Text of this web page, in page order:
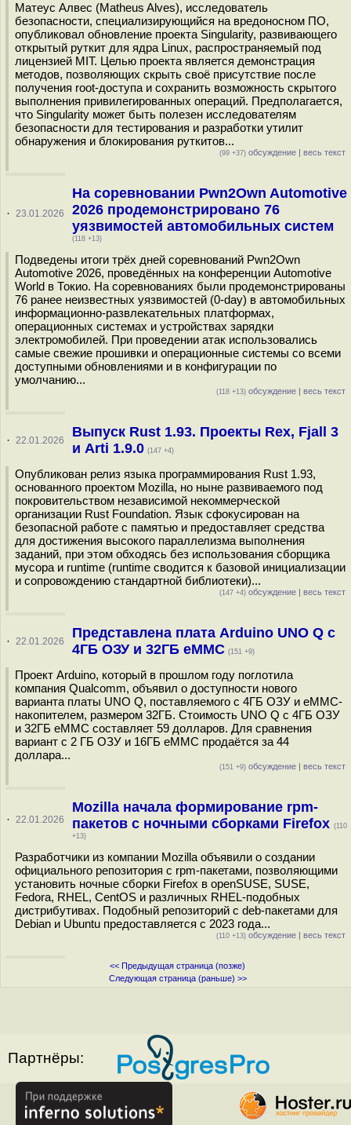
Матеус Алвес (Matheus Alves), исследователь
безопасности, специализирующийся на вредоносном ПО,
опубликовал обновление проекта Singularity, развивающего
открытый руткит для ядра Linux, распространяемый под
лицензией MIT. Целью проекта является демонстрация
методов, позволяющих скрыть своё присутствие после
получения root-доступа и сохранить возможность скрытого
выполнения привилегированных операций. Предполагается,
что Singularity может быть полезен исследователям
безопасности для тестирования и разработки утилит
обнаружения и блокирования руткитов...
(99 +37) обсуждение | весь текст
· 23.01.2026
На соревновании Pwn2Own Automotive
2026 продемонстрировано 76
уязвимостей автомобильных систем
(118 +13)
Подведены итоги трёх дней соревнований Pwn2Own
Automotive 2026, проведённых на конференции Automotive
World в Токио. На соревнованиях были продемонстрированы
76 ранее неизвестных уязвимостей (0-day) в автомобильных
информационно-развлекательных платформах,
операционных системах и устройствах зарядки
электромобилей. При проведении атак использовались
самые свежие прошивки и операционные системы со всеми
доступными обновлениями и в конфигурации по
умолчанию...
(118 +13) обсуждение | весь текст
· 22.01.2026
Выпуск Rust 1.93. Проекты Rex, Fjall 3
и Arti 1.9.0 (147 +4)
Опубликован релиз языка программирования Rust 1.93,
основанного проектом Mozilla, но ныне развиваемого под
покровительством независимой некоммерческой
организации Rust Foundation. Язык сфокусирован на
безопасной работе с памятью и предоставляет средства
для достижения высокого параллелизма выполнения
заданий, при этом обходясь без использования сборщика
мусора и runtime (runtime сводится к базовой инициализации
и сопровождению стандартной библиотеки)...
(147 +4) обсуждение | весь текст
· 22.01.2026
Представлена плата Arduino UNO Q с
4ГБ ОЗУ и 32ГБ eMMC (151 +9)
Проект Arduino, который в прошлом году поглотила
компания Qualcomm, объявил о доступности нового
варианта платы UNO Q, поставляемого с 4ГБ ОЗУ и eMMC-
накопителем, размером 32ГБ. Стоимость UNO Q с 4ГБ ОЗУ
и 32ГБ eMMC составляет 59 долларов. Для сравнения
вариант с 2 ГБ ОЗУ и 16ГБ eMMC продаётся за 44
доллара...
(151 +9) обсуждение | весь текст
· 22.01.2026
Mozilla начала формирование rpm-
пакетов с ночными сборками Firefox (110
+13)
Разработчики из компании Mozilla объявили о создании
официального репозитория с rpm-пакетами, позволяющими
установить ночные сборки Firefox в openSUSE, SUSE,
Fedora, RHEL, CentOS и различных RHEL-подобных
дистрибутивах. Подобный репозиторий с deb-пакетами для
Debian и Ubuntu предоставляется с 2023 года...
(110 +13) обсуждение | весь текст
<< Предыдущая страница (позже)
Следующая страница (раньше) >>
Партнёры: